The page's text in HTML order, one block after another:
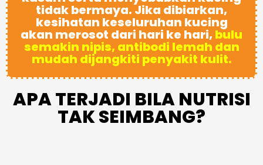
tidak bermaya. Jika dibiarkan,
kesihatan keseluruhan kucing
akan merosot dari hari ke hari,bulu
semakin nipis, antibodi lemah dan
mudah dijangkiti penyakit kulit.
APA TERJADI BILA NUTRISI
TAK SEIMBANG?